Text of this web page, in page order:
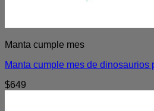
Manta cumple mes
Manta cumple mes de dinosaurios
$649